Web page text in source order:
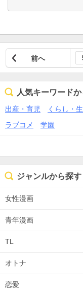
前へ
人気キーワード
出産・育児 くらし・
ラブコメ
学園
ジャンルから探す
女性漫画
青年漫画
TL
オトナ
恋愛